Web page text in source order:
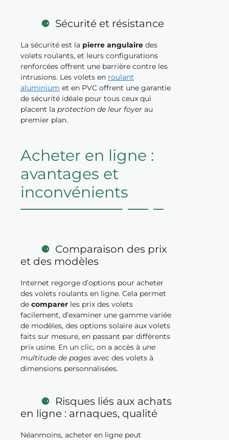
Sécurité et résistance
La sécurité est la pierre angulaire des
volets roulants, et leurs configurations
renforcées offrent une barrière contre les
intrusions. Les volets en roulant
aluminium et en PVC offrent une garantie
de sécurité idéale pour tous ceux qui
placent la protection de leur foyer au
premier plan.
Acheter en ligne :
avantages et
inconvénients
Comparaison des prix
et des modèles
Internet regorge d’options pour acheter
des volets roulants en ligne. Cela permet
de comparer les prix des volets
facilement, d’examiner une gamme variée
de modèles, des options solaire aux volets
faits sur mesure, en passant par différents
prix usine. En un clic, on a accès à une
multitude de pages avec des volets à
dimensions personnalisées.
Risques liés aux achats
en ligne : arnaques, qualité
Néanmoins, acheter en ligne peut